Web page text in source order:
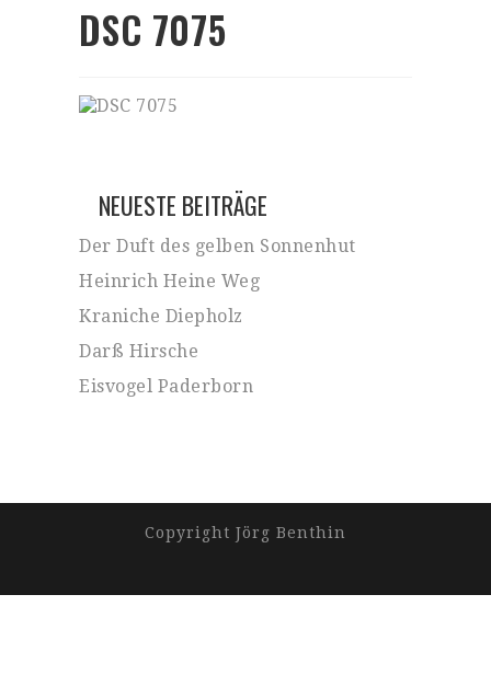
DSC 7075
NEUESTE BEITRÄGE
Der Duft des gelben Sonnenhut
Heinrich Heine Weg
Kraniche Diepholz
Darß Hirsche
Eisvogel Paderborn
Copyright Jörg Benthin